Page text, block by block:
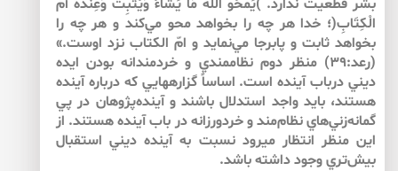
بشر قطعيت ندارد. )يَمْحُو اللَّهُ مَا يَشَاءُ وَيُثْبِتُ وَعِنْدَهُ أُمُّ
الْكِتَابِ(؛ خدا هر چه را بخواهد محو مي‌كند و هر چه را
بخواهد ثابت و پابرجا مي‌نمايد و امّ الكتاب نزد اوست.»
(رعد:۳۹) منظر دوم نظام­مندي و خردمندانه بودن ايده
ديني درباب آينده است. اساساً گزاره­هايي كه درباره آينده
هستند، بايد واجد استدلال باشند و آينده‌پژوهان در پي
گمانه‌زني‌هاي نظام‌مند و خردورزانه در باب آينده هستند. از
اين منظر انتظار مي­رود نسبت به آينده ديني استقبال
بيش‌تري وجود داشته باشد.